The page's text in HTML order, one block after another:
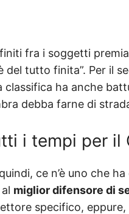
fra i soggetti
del tutto finita”. Per il
classifica ha anche
debba farne di
i tempi per il
ce n’è uno che
miglior difensore di
specifico,